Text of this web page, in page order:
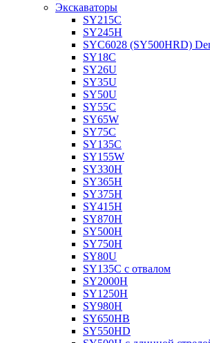
Экскаваторы
SY215C
SY245H
SYC6028 (SY500HRD)
SY18C
SY26U
SY35U
SY50U
SY55C
SY65W
SY75C
SY135C
SY155W
SY330H
SY365H
SY375H
SY415H
SY870H
SY500H
SY750H
SY80U
SY135C с отвалом
SY2000H
SY1250H
SY980H
SY650HB
SY550HD